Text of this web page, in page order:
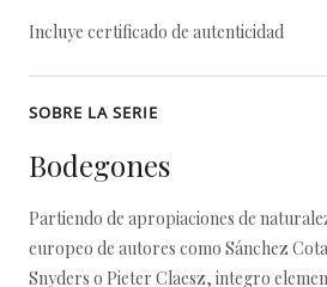
Incluye certificado de autenticidad
SOBRE LA SERIE
Bodegones
Partiendo de apropiaciones de
europeo de autores como Sánchez
Snyders o Pieter Claesz, integro